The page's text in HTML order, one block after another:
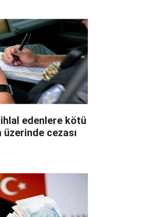
edenlere kötü
üzerinde cezası